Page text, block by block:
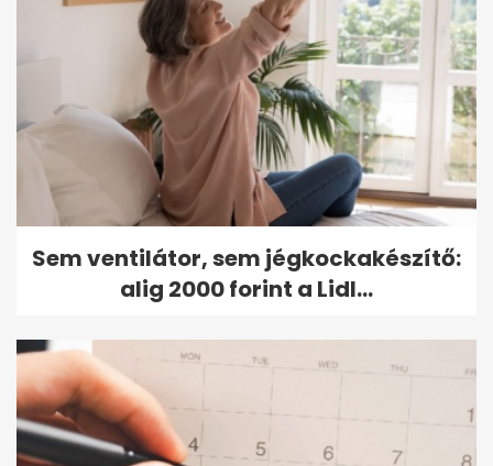
Sem ventilátor, sem jégkockakészítő:
alig 2000 forint a Lidl...